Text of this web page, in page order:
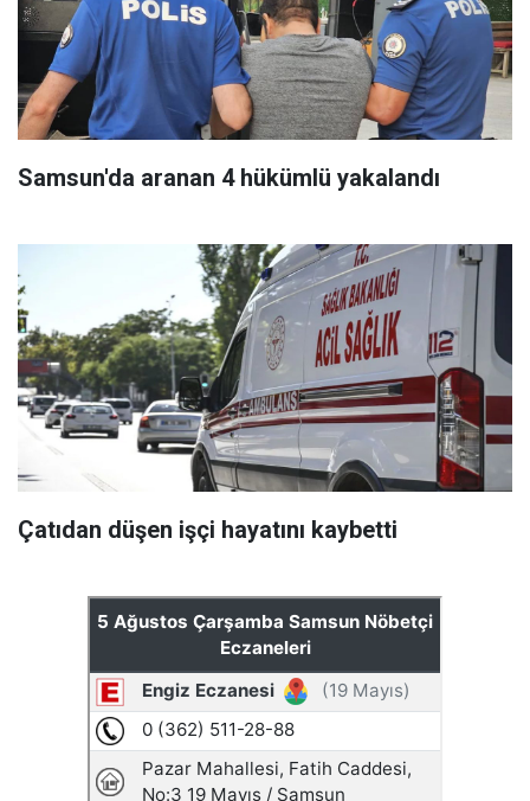
Samsun'da aranan 4 hükümlü yakalandı
Çatıdan düşen işçi hayatını kaybetti